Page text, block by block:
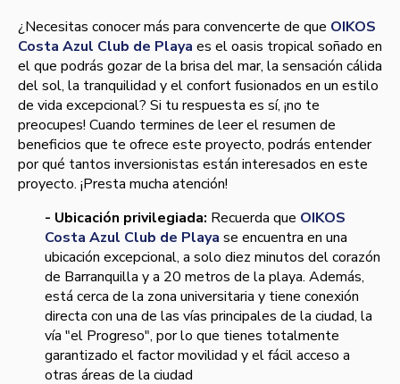
¿Necesitas conocer más para convencerte de que OIKOS
Costa Azul Club de Playa es el oasis tropical soñado en
el que podrás gozar de la brisa del mar, la sensación cálida
del sol, la tranquilidad y el confort fusionados en un estilo
de vida excepcional? Si tu respuesta es sí, ¡no te
preocupes! Cuando termines de leer el resumen de
beneficios que te ofrece este proyecto, podrás entender
por qué tantos inversionistas están interesados en este
proyecto. ¡Presta mucha atención!
- Ubicación privilegiada: Recuerda que OIKOS
Costa Azul Club de Playa se encuentra en una
ubicación excepcional, a solo diez minutos del corazón
de Barranquilla y a 20 metros de la playa. Además,
está cerca de la zona universitaria y tiene conexión
directa con una de las vías principales de la ciudad, la
vía "el Progreso", por lo que tienes totalmente
garantizado el factor movilidad y el fácil acceso a
otras áreas de la ciudad